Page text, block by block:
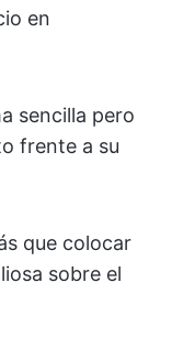
en
sencilla pero
frente a su
que colocar
sobre el